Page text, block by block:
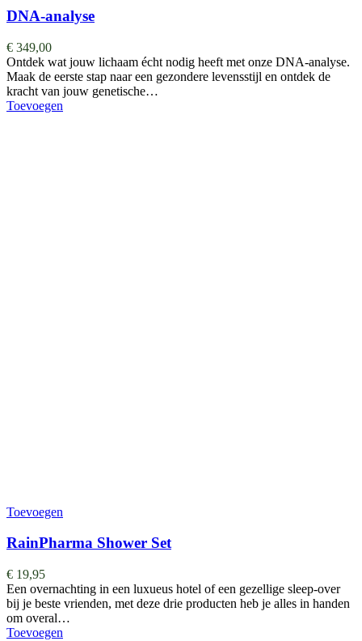
DNA-analyse
€ 349,00
Ontdek wat jouw lichaam écht nodig heeft met onze DNA-analyse.
Maak de eerste stap naar een gezondere levensstijl en ontdek de
kracht van jouw genetische…
Toevoegen
Toevoegen
RainPharma Shower Set
€ 19,95
Een overnachting in een luxueus hotel of een gezellige sleep-over
bij je beste vrienden, met deze drie producten heb je alles in handen
om overal…
Toevoegen